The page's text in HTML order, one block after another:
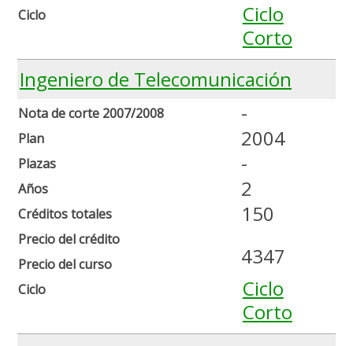
Ciclo
Ciclo
Corto
Ingeniero de Telecomunicación
Nota de corte 2007/2008
Plan
Plazas
Años
Créditos totales
Precio del crédito
Precio del curso
Ciclo
-
2004
-
2
150
4347
Ciclo
Corto